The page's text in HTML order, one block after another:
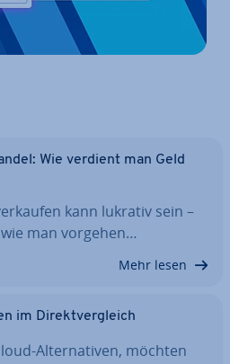
Wie verdient man Geld
kann lukrativ sein –
man vorgehen…
Mehr lesen
im Di­rekt­ver­gleich
Al­ter­na­ti­ven, möchten